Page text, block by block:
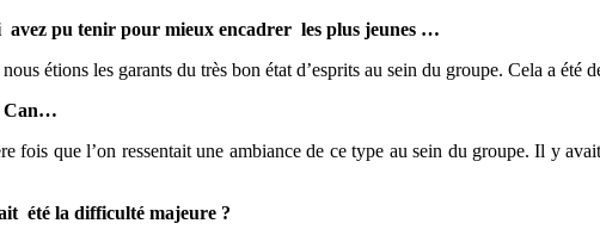
avez pu tenir pour mieux encadrer les plus jeunes …
étions les garants du très bon état d’esprits au sein du groupe. Cela a été
Can…
fois que l’on ressentait une ambiance de ce type au sein du groupe. Il y
été la difficulté majeure ?